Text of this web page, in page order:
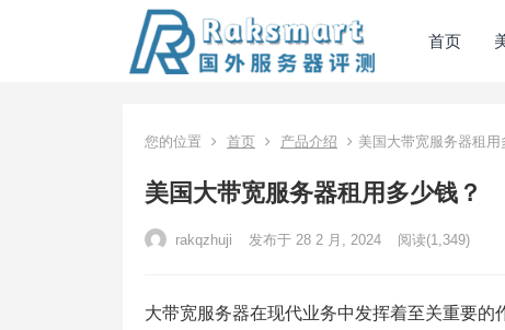
首页
您的位置 首页 产品介绍 美国大带宽服务器租用
美国大带宽服务器租用多少钱？
rakqzhuji 发布于 28 2 月, 2024 阅读(1,349)
大带宽服务器在现代业务中发挥着至关重要